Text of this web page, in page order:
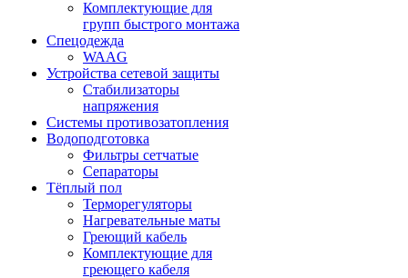
Комплектующие для
групп быстрого монтажа
Спецодежда
WAAG
Устройства сетевой защиты
Стабилизаторы
напряжения
Системы противозатопления
Водоподготовка
Фильтры сетчатые
Сепараторы
Тёплый пол
Терморегуляторы
Нагревательные маты
Греющий кабель
Комплектующие для
греющего кабеля